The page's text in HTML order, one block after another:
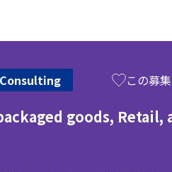
goods, Retail,